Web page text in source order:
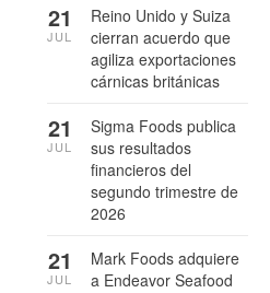
Reino Unido y Suiza
cierran acuerdo que
agiliza exportaciones
cárnicas británicas
21
JUL
Sigma Foods publica
sus resultados
financieros del
segundo trimestre de
2026
21
JUL
Mark Foods adquiere
a Endeavor Seafood
21
JUL